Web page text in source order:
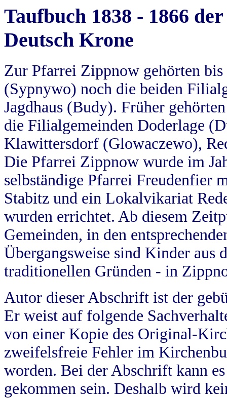
Taufbuch 1838 - 1866
Deutsch Krone
Zur Pfarrei Zippnow gehörten
(Sypnywo) noch die beiden
Jagdhaus (Budy). Früher
die Filialgemeinden Doderlage
Klawittersdorf (Glowaczewo),
Die Pfarrei Zippnow wurde im
selbständige Pfarrei Freudenfier
Stabitz und ein Lokalvikariat
wurden errichtet. Ab diesem
Gemeinden, in den
Übergangsweise sind Kinder aus
traditionellen Gründen - in
Autor dieser Abschrift ist der
Er weist auf folgende
von einer Kopie des Original-
zweifelsfreie Fehler im
worden. Bei der Abschrift kann
gekommen sein. Deshalb wird